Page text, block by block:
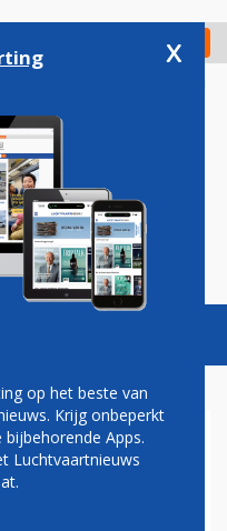
Check in
Vacatures
HAVE
x
op het beste van
Krijg onbeperkt
Apps.
Luchtvaartnieuws